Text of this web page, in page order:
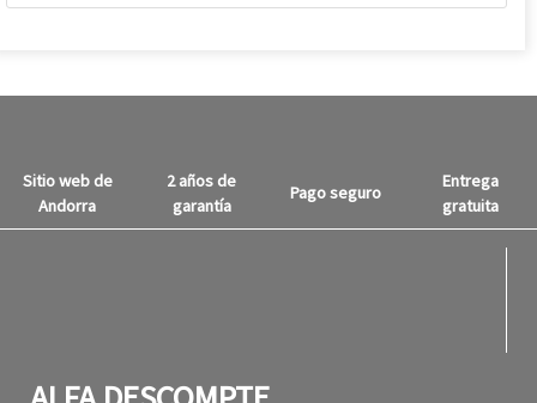
Sitio web de
Andorra
2 años de
garantía
Pago seguro
Entrega
gratuita